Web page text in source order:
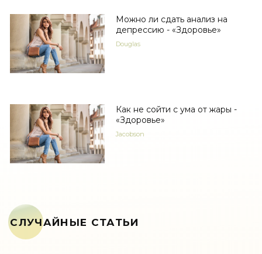
Можно ли сдать анализ на
депрессию - «Здоровье»
Douglas
Как не сойти с ума от жары -
«Здоровье»
Jacobson
СЛУЧАЙНЫЕ СТАТЬИ